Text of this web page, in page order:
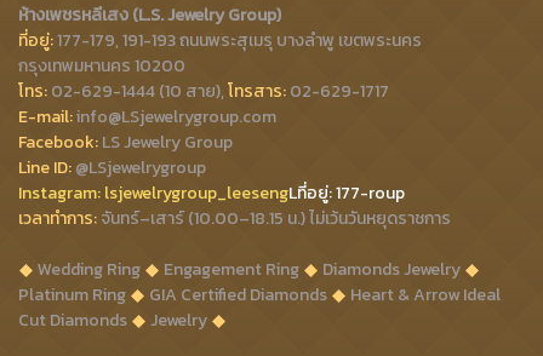
ห้างเพชรหลีเสง (L.S. Jewelry Group)
ที่อยู่:177-179, 191-193 ถนนพระสุเมรุ บางลำพู เขตพระนคร
กรุงเทพมหานคร 10200
โทร:02-629-1444 (10 สาย),โทรสาร:02-629-1717
E-mail:info@LSjewelrygroup.com
Facebook:LS Jewelry Group
Line ID:@LSjewelrygroup
Instagram:lsjewelrygroup_leesengLที่อยู่: 177-roup
เวลาทำการ:จันทร์–เสาร์ (10.00–18.15 น.) ไม่เว้นวันหยุดราชการ
Wedding Ring
Engagement Ring
Diamonds Jewelry
Platinum Ring
GIA Certified Diamonds
Heart & Arrow Ideal
Cut Diamonds
Jewelry